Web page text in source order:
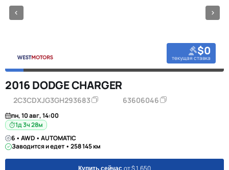
$0
текущая ставка
2016 DODGE CHARGER
2C3CDXJG3GH293683 63606046
пн, 10 авг, 14:00
1д 3ч 28м
6 • AWD • AUTOMATIC
Заводится и едет • 258 145 км
Купить сейчас от $ 1,650